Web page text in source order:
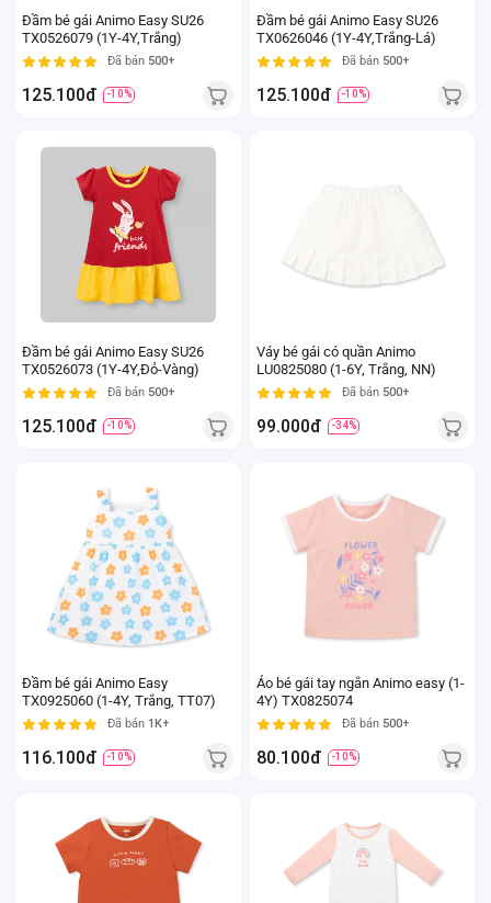
Đầm bé gái Animo Easy SU26
TX0526079 (1Y-4Y,Trắng)
Đã bán 500+
125.100đ -10%
Đầm bé gái Animo Easy SU26
TX0626046 (1Y-4Y,Trắng-Lá)
Đã bán 500+
125.100đ -10%
Đầm bé gái Animo Easy SU26
TX0526073 (1Y-4Y,Đỏ-Vàng)
Đã bán 500+
125.100đ -10%
Váy bé gái có quần Animo
LU0825080 (1-6Y, Trắng, NN)
Đã bán 500+
99.000đ -34%
Đầm bé gái Animo Easy
TX0925060 (1-4Y, Trắng, TT07)
Đã bán 1K+
116.100đ -10%
Áo bé gái tay ngắn Animo easy (1-
4Y) TX0825074
Đã bán 500+
80.100đ -10%